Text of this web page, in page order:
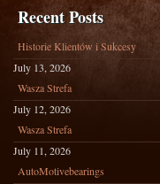
Recent Posts
Historie Klientów i Sukcesy
July 13, 2026
Wasza Strefa
July 12, 2026
Wasza Strefa
July 11, 2026
AutoMotivebearings